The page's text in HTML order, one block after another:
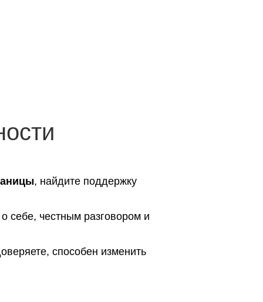
, найдите поддержку
себе, честным разговором и
способен изменить